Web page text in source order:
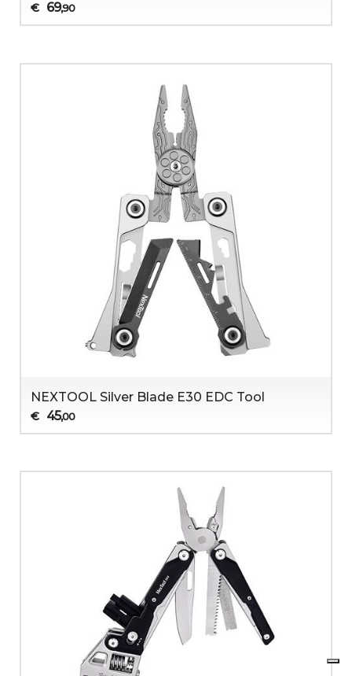
€ 69,90
NEXTOOL Silver Blade E30 EDC Tool
€ 45,00